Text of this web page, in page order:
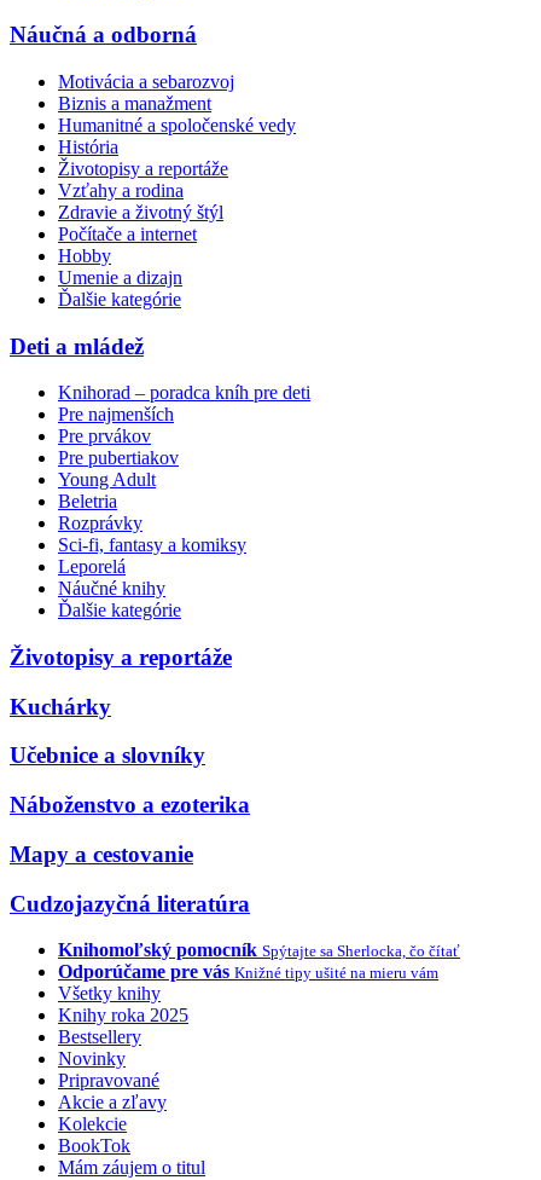
Náučná a odborná
Motivácia a sebarozvoj
Biznis a manažment
Humanitné a spoločenské vedy
História
Životopisy a reportáže
Vzťahy a rodina
Zdravie a životný štýl
Počítače a internet
Hobby
Umenie a dizajn
Ďalšie kategórie
Deti a mládež
Knihorad – poradca kníh pre deti
Pre najmenších
Pre prvákov
Pre pubertiakov
Young Adult
Beletria
Rozprávky
Sci-fi, fantasy a komiksy
Leporelá
Náučné knihy
Ďalšie kategórie
Životopisy a reportáže
Kuchárky
Učebnice a slovníky
Náboženstvo a ezoterika
Mapy a cestovanie
Cudzojazyčná literatúra
Knihomoľský pomocník Spýtajte sa Sherlocka, čo čítať
Odporúčame pre vás Knižné tipy ušité na mieru vám
Všetky knihy
Knihy roka 2025
Bestsellery
Novinky
Pripravované
Akcie a zľavy
Kolekcie
BookTok
Mám záujem o titul